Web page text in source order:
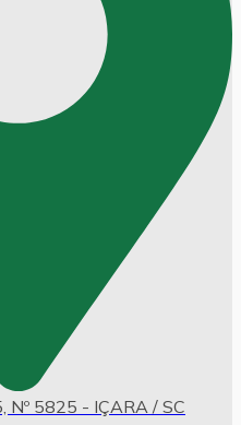
Nº 5825 - IÇARA / SC